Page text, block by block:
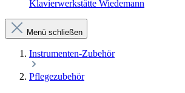
Klavierwerkstätte Wiedemann
Menü schließen
Instrumenten-Zubehör
Pflegezubehör